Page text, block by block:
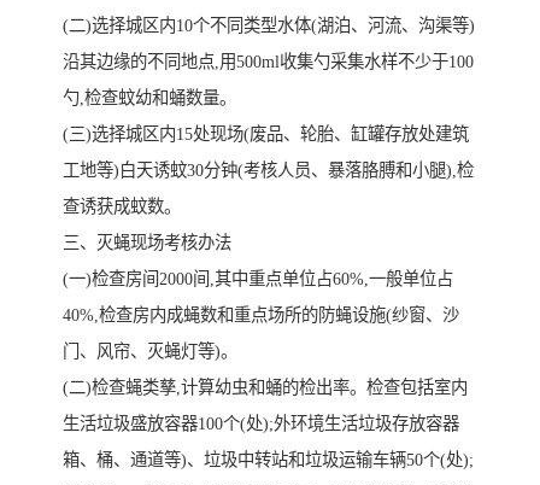
(二)选择城区内10个不同类型水体(湖泊、河流、沟渠等)
沿其边缘的不同地点,用500ml收集勺采集水样不少于100
勺,检查蚊幼和蛹数量。
(三)选择城区内15处现场(废品、轮胎、缸罐存放处建筑
工地等)白天诱蚊30分钟(考核人员、暴落胳膊和小腿),检
查诱获成蚊数。
三、灭蝇现场考核办法
(一)检查房间2000间,其中重点单位占60%,一般单位占
40%,检查房内成蝇数和重点场所的防蝇设施(纱窗、沙
门、风帘、灭蝇灯等)。
(二)检查蝇类孳,计算幼虫和蛹的检出率。检查包括室内
生活垃圾盛放容器100个(处);外环境生活垃圾存放容器
箱、桶、通道等)、垃圾中转站和垃圾运输车辆50个(处);